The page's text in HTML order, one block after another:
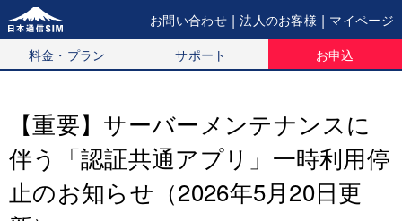
お問い合わせ | 法人のお客様 | マイページ
料金・プラン
サポート お申込
【重要】サーバーメンテナンスに
伴う「認証共通アプリ」一時利用停
止のお知らせ（2026年5月20日更